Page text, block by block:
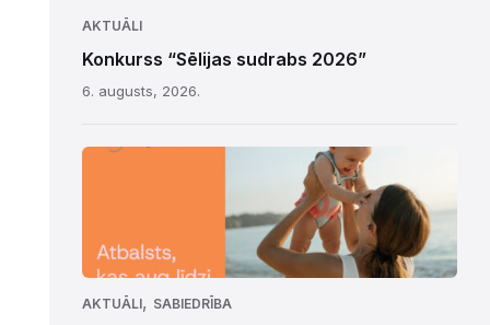
AKTUĀLI
Konkurss “Sēlijas sudrabs 2026”
6. augusts, 2026.
AKTUĀLI, SABIEDRĪBA